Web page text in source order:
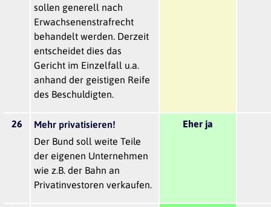
sollen generell nach
Erwachsenenstrafrecht
behandelt werden. Derzeit
entscheidet dies das
Gericht im Einzelfall u.a.
anhand der geistigen Reife
des Beschuldigten.
26
Mehr privatisieren!
Der Bund soll weite Teile
der eigenen Unternehmen
wie z.B. der Bahn an
Privatinvestoren verkaufen.
Eher ja